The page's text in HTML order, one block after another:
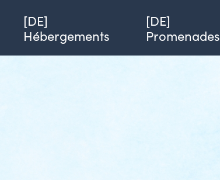
[DE]
Hébergements
[DE]
Promenades
[DE] Hôtel des Ardennes ****